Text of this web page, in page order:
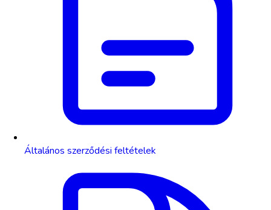
Általános szerződési feltételek